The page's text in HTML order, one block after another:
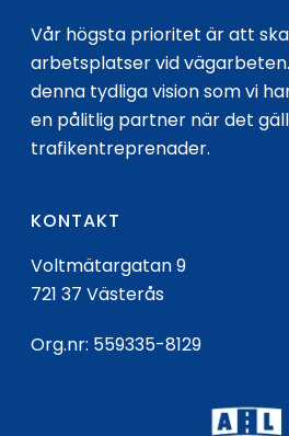
Vår högsta prioritet är att
arbetsplatser vid
denna tydliga vision som vi
en pålitlig partner när det
trafikentreprenader.
KONTAKT
Voltmätargatan 9
721 37 Västerås
Org.nr: 559335-8129